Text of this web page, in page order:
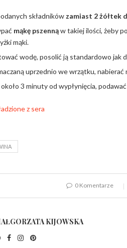
składników zamiast 2 żółtek
mąkę pszennąw takiej ilości, żeby
mąki.
wodę, posolić ją standardowo jak
uprzednio we wrzątku,
3 minuty od wypłynięcia,
0 Komentarze
KIJOWSKA